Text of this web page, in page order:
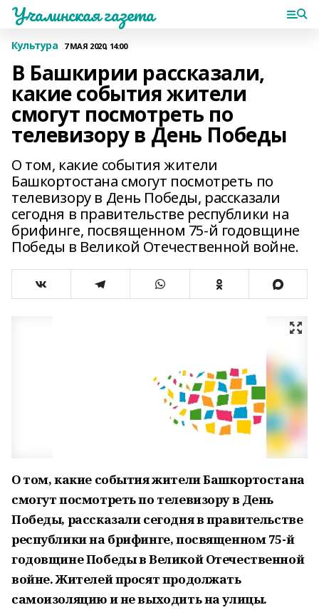
Учалинская газета
Культура 7 МАЯ 2020, 14:00
В Башкирии рассказали,
какие события жители
смогут посмотреть по
телевизору в День Победы
О том, какие события жители
Башкортостана смогут посмотреть по
телевизору в День Победы, рассказали
сегодня в правительстве республики на
брифинге, посвященном 75-й годовщине
Победы в Великой Отечественной войне.
О том, какие события жители Башкортостана
смогут посмотреть по телевизору в День
Победы, рассказали сегодня в правительстве
республики на брифинге, посвященном 75-й
годовщине Победы в Великой Отечественной
войне. Жителей просят продолжать
самоизоляцию и не выходить на улицы.